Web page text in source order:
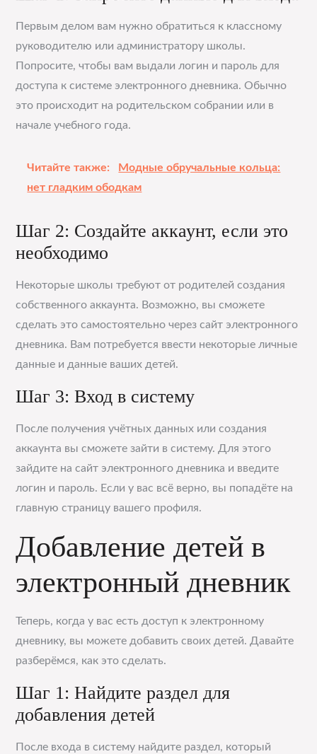
Первым делом вам нужно обратиться к классному
руководителю или администратору школы.
Попросите, чтобы вам выдали логин и пароль для
доступа к системе электронного дневника. Обычно
это происходит на родительском собрании или в
начале учебного года.
Читайте также:
Модные обручальные кольца:
нет гладким ободкам
Шаг 2: Создайте аккаунт, если это
необходимо
Некоторые школы требуют от родителей создания
собственного аккаунта. Возможно, вы сможете
сделать это самостоятельно через сайт электронного
дневника. Вам потребуется ввести некоторые личные
данные и данные ваших детей.
Шаг 3: Вход в систему
После получения учётных данных или создания
аккаунта вы сможете зайти в систему. Для этого
зайдите на сайт электронного дневника и введите
логин и пароль. Если у вас всё верно, вы попадёте на
главную страницу вашего профиля.
Добавление детей в
электронный дневник
Теперь, когда у вас есть доступ к электронному
дневнику, вы можете добавить своих детей. Давайте
разберёмся, как это сделать.
Шаг 1: Найдите раздел для
добавления детей
После входа в систему найдите раздел, который